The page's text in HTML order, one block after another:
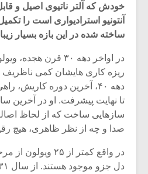
خودش که آلتر ناتیوی اصیل و
آنتونیو استرادیواری است را
ساخته شده در این بازه بسیار
در اواخر دهه ۳۰ قرن
ریزه کاری هایشان کمی ناظریف
دهه ۴۰، آخرین دوره کاریش،
تا نهایت پیشرفت. او در آخرین
سازهایی ساخت که از لحاظ
صدا و چه از نظر ظاهری، هیچ
در واقع کمتر از ۲۵